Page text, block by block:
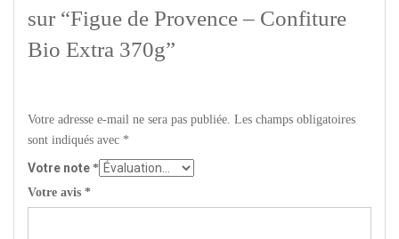
sur “Figue de Provence – Confiture
Bio Extra 370g”
Votre adresse e-mail ne sera pas publiée. Les champs obligatoires
sont indiqués avec *
Votre note *
Votre avis *